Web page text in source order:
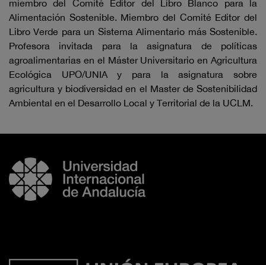
miembro del Comité Editor del Libro Blanco para la
Alimentación Sostenible. Miembro del Comité Editor del
Libro Verde para un Sistema Alimentario más Sostenible.
Profesora invitada para la asignatura de políticas
agroalimentarias en el Máster Universitario en Agricultura
Ecológica UPO/UNIA y para la asignatura sobre
agricultura y biodiversidad en el Master de Sostenibilidad
Ambiental en el Desarrollo Local y Territorial de la UCLM.